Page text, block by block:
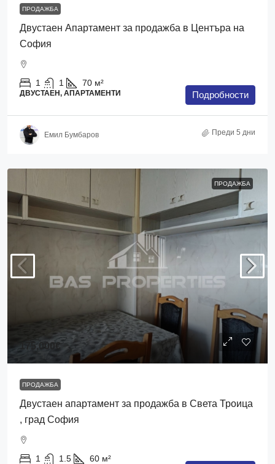
ПРОДАЖБА
Двустаен Апартамент за продажба в Центъра на
София
1 1 70 м²
ДВУСТАЕН, АПАРТАМЕНТИ Подробности
Емил Бумбаров Преди 5 дни
ПРОДАЖБА
175,000€
ПРОДАЖБА
Двустаен апартамент за продажба в Света Троица
, град София
1 1.5 60 м²